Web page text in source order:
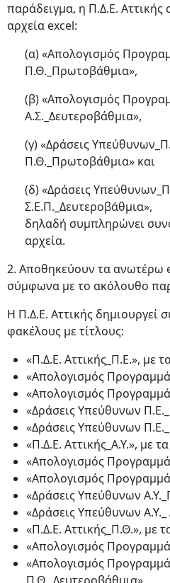
παράδειγμα, η Π.Δ.Ε. Αττικής
αρχεία excel:
(α) «Απολογισμός
Π.Θ._Πρωτοβάθμια»,
(β) «Απολογισμός
Α.Σ._Δευτεροβάθμια»,
(γ) «Δράσεις
Π.Θ._Πρωτοβάθμια» και
(δ) «Δράσεις
Σ.Ε.Π._Δευτεροβάθμια»,
δηλαδή συμπληρώνει
αρχεία.
2. Αποθηκεύουν τα ανωτέρω
σύμφωνα με το ακόλουθο
Η Π.Δ.Ε. Αττικής δημιουργεί
φακέλους με τίτλους:
«Π.Δ.Ε. Αττικής_Π.Ε.», με
«Απολογισμός
«Απολογισμός
«Δράσεις Υπεύθυνων
«Δράσεις Υπεύθυνων
«Π.Δ.Ε. Αττικής_Α.Υ.», με
«Απολογισμός
«Απολογισμός
«Δράσεις Υπεύθυνων
«Δράσεις Υπεύθυνων
«Π.Δ.Ε. Αττικής_Π.Θ.», με
«Απολογισμός
«Απολογισμός